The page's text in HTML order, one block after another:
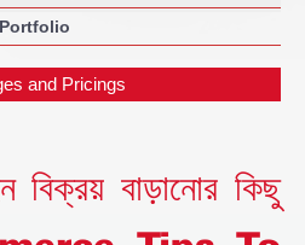
Portfolio
and Pricings
বিক্রয় বাড়ানোর কিছু